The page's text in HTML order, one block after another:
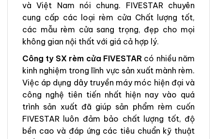
và Việt Nam nói chung. FIVESTAR chuyên
cung cấp các loại rèm cửa Chất lượng tốt,
các mẫu rèm cửa sang trọng, đẹp cho mọi
không gian nội thất với giá cả hợp lý.
Công ty SX rèm cửa FIVESTARcó nhiều năm
kinh nghiệm trong lĩnh vực sản xuất mành rèm.
Việc áp dụng dây truyền máy móc hiện đại và
công nghệ tiên tiến nhất hiện nay vào quá
trình sản xuất đã giúp sản phẩm rèm cuốn
FIVESTAR luôn đảm bảo chất lượng tốt, độ
bền cao và đáp ứng các tiêu chuẩn kỹ thuật